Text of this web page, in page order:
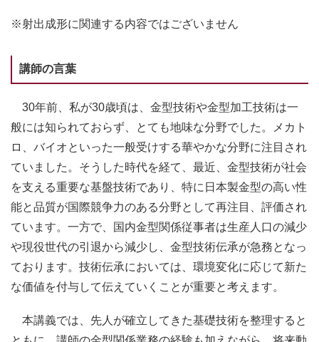
※射出成形に関連する内容ではございません
講師の言葉
30年前、私が30歳頃は、金型技術や金型加工技術は一
般には知られておらず、とても地味な分野でした。メカト
ロ、バイオといった一般受けする華やかな分野に注目され
ていました。そうした時代を経て、最近、金型技術が社会
を支える重要な基盤技術であり、特に日本製金型の高い性
能と品質が国際競争力のある分野として再注目、評価され
ています。一方で、国内金型関係従事者は生産人口の減少
や現役世代の引退から減少し、金型技術伝承が急務となっ
ております。技術伝承においては、環境変化に応じて新た
な価値を付与して伝えていくことが重要と考えます。
本講義では、先人が確立してきた基礎技術を整理すると